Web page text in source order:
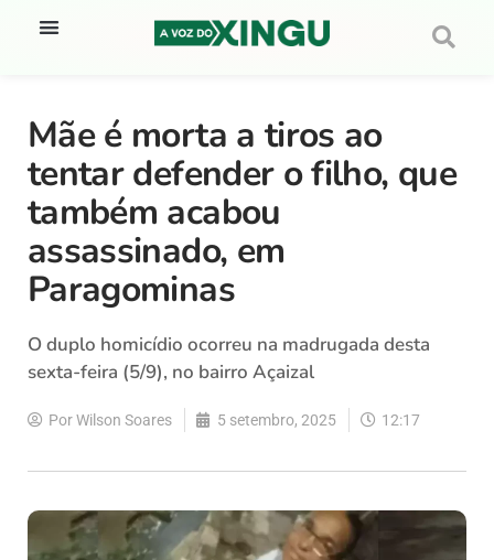
Mãe é morta a tiros ao
tentar defender o filho, que
também acabou
assassinado, em
Paragominas
O duplo homicídio ocorreu na madrugada desta
sexta-feira (5/9), no bairro Açaizal
PorWilson Soares 5 setembro, 2025 12:17